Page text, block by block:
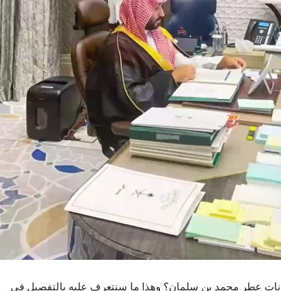
عطر محمد بن سلمان؟ وهذا ما سنتعرف عليه بالتفصيل في